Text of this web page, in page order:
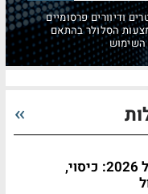
ודיוורים פרסומיים
הסלולר בהתאם
ביטוח נסיעות לחו"ל 2026: כיסוי,